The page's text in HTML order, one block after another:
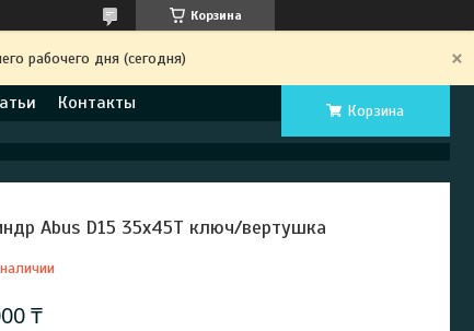
Корзина
рабочего дня (сегодня)
Контакты Корзина
Abus D15 35х45Т ключ/вертушка
₸